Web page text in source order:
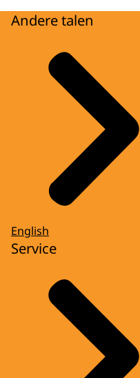
Andere talen
English
Service